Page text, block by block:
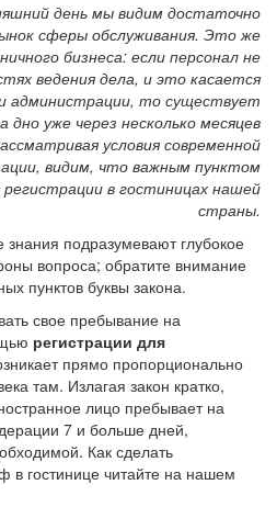
день мы видим достаточно
сферы обслуживания. Это же
бизнеса: если персонал не
ведения дела, и это касается
администрации, то существует
дно уже через несколько месяцев
условия современной
видим, что важным пунктом
в гостиницах нашей
страны.
знания подразумевают глубокое
вопроса; обратите внимание
пунктов буквы закона.
свое пребывание на
регистрации для
прямо пропорционально
там. Излагая закон кратко,
лицо пребывает на
7 и больше дней,
Как сделать
в гостинице читайте на нашем